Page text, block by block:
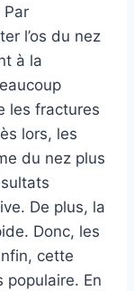
Par
l’os du nez
à la
les fractures
lors, les
du nez plus
De plus, la
Donc, les
cette
populaire. En